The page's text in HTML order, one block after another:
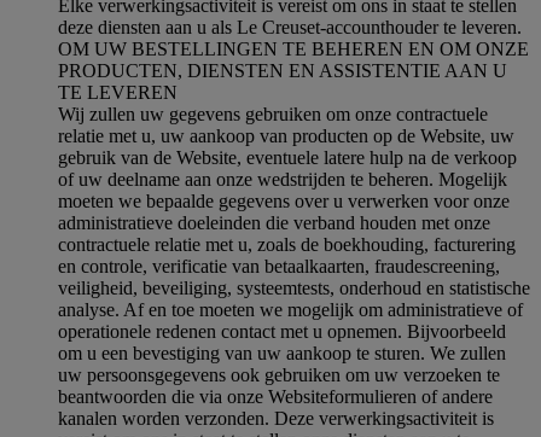
Elke verwerkingsactiviteit is vereist om ons in staat te stellen
deze diensten aan u als Le Creuset-accounthouder te leveren.
OM UW BESTELLINGEN TE BEHEREN EN OM ONZE
PRODUCTEN, DIENSTEN EN ASSISTENTIE AAN U
TE LEVEREN
Wij zullen uw gegevens gebruiken om onze contractuele
relatie met u, uw aankoop van producten op de Website, uw
gebruik van de Website, eventuele latere hulp na de verkoop
of uw deelname aan onze wedstrijden te beheren. Mogelijk
moeten we bepaalde gegevens over u verwerken voor onze
administratieve doeleinden die verband houden met onze
contractuele relatie met u, zoals de boekhouding, facturering
en controle, verificatie van betaalkaarten, fraudescreening,
veiligheid, beveiliging, systeemtests, onderhoud en statistische
analyse. Af en toe moeten we mogelijk om administratieve of
operationele redenen contact met u opnemen. Bijvoorbeeld
om u een bevestiging van uw aankoop te sturen. We zullen
uw persoonsgegevens ook gebruiken om uw verzoeken te
beantwoorden die via onze Websiteformulieren of andere
kanalen worden verzonden. Deze verwerkingsactiviteit is